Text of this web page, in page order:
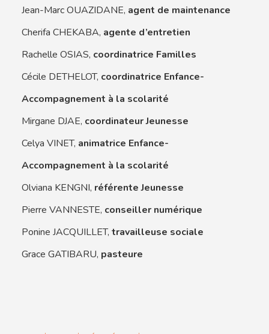
Jean-Marc OUAZIDANE, agent de maintenance
Cherifa CHEKABA, agente d’entretien
Rachelle OSIAS, coordinatrice Familles
Cécile DETHELOT, coordinatrice Enfance-
Accompagnement à la scolarité
Mirgane DJAE, coordinateur Jeunesse
Celya VINET, animatrice Enfance-
Accompagnement à la scolarité
Olviana KENGNI, référente Jeunesse
Pierre VANNESTE, conseiller numérique
Ponine JACQUILLET, travailleuse sociale
Grace GATIBARU, pasteure